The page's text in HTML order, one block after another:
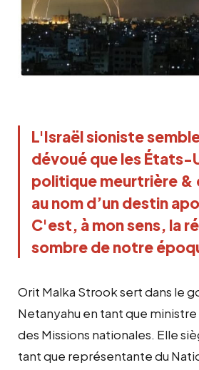
L'Israël sioniste
dévoué que les États-
politique meurtrière
au nom d’un destin
C'est, à mon sens, la
sombre de notre
Orit Malka Strook sert dans le
Netanyahu en tant que
des Missions nationales. Elle
tant que représentante du